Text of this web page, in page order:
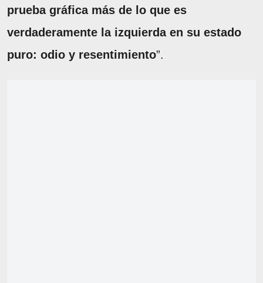
prueba gráfica más de lo que es
verdaderamente la izquierda en su estado
puro: odio y resentimiento”.